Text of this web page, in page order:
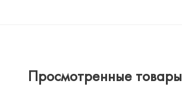
Просмотренные товары